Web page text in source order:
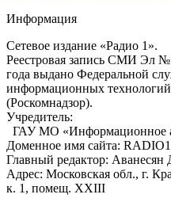
Информация
Сетевое издание «Радио 1».
Реестровая запись СМИ Эл
года выдано Федеральной
информационных
(Роскомнадзор).
Учредитель:
ГАУ МО «Информационное
Доменное имя сайта:
Главный редактор: Аванесян
Адрес: Московская обл., г.
к. 1, помещ. XXIII